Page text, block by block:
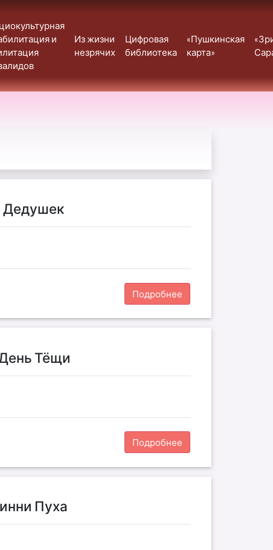
и
Из жизни
незрячих
Цифровая
библиотека
«Пушкинская
карта»
Дедушек
Подробнее
Тёщи
Подробнее
Пуха